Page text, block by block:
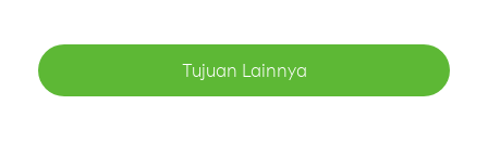
Tujuan Lainnya